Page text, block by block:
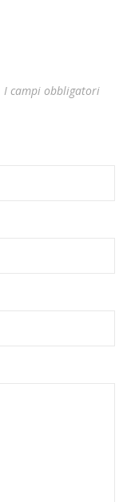
I campi obbligatori